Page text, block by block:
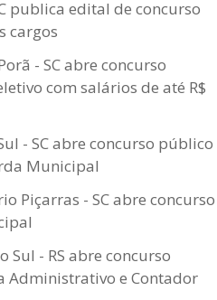
publica edital de concurso
cargos
- SC abre concurso
com salários de até R$
- SC abre concurso público
Municipal
Piçarras - SC abre concurso
Sul - RS abre concurso
Administrativo e Contador